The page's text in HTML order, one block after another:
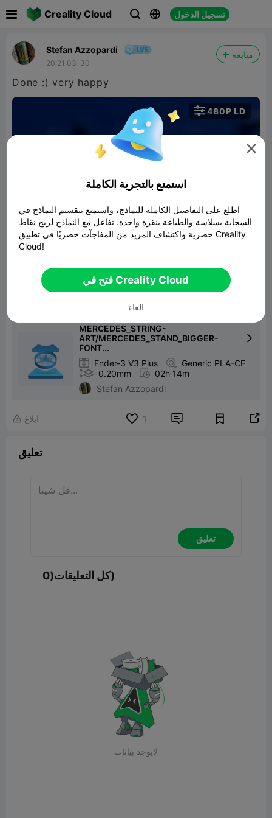
Creality Cloud   تسجيل الدخول
Stefan Azzopardi
20:21 03-30
متابعة
Done :) very happy
00:07

480P LD
/ MERCEDES-BENZ
MERCEDES_STRING-
ART/MERCEDES_STAND_BIGGER-
FONT...

 Ender-3 V3 Plus  Generic PLA-CF
 0.20mm  02h 14m
Stefan Azzopardi
 ابلاغ 1  
تعليق
تعليق
كل التعليقات(0)
لايوجد بيانات

استمتع بالتجربة الكاملة
اطلع على التفاصيل الكاملة للنماذج، واستمتع بتقسيم النماذج في
السحابة بسلاسة والطباعة بنقرة واحدة. تفاعل مع النماذج لربح نقاط
حصرية واكتشاف المزيد من المفاجآت حصريًا في تطبيق Creality
Cloud!
فتح في Creality Cloud
الغاء